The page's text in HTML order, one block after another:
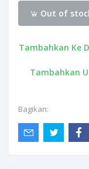
Out of
Tambahkan Ke
Tambahkan
Bagikan: